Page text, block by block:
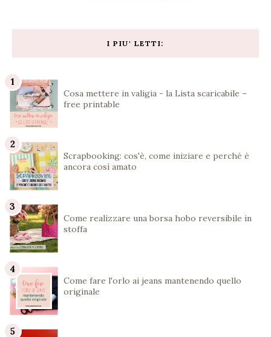
I PIU' LETTI:
Cosa mettere in valigia - la Lista scaricabile –
free printable
Scrapbooking: cos'è, come iniziare e perché è
ancora così amato
Come realizzare una borsa hobo reversibile in
stoffa
Come fare l'orlo ai jeans mantenendo quello
originale